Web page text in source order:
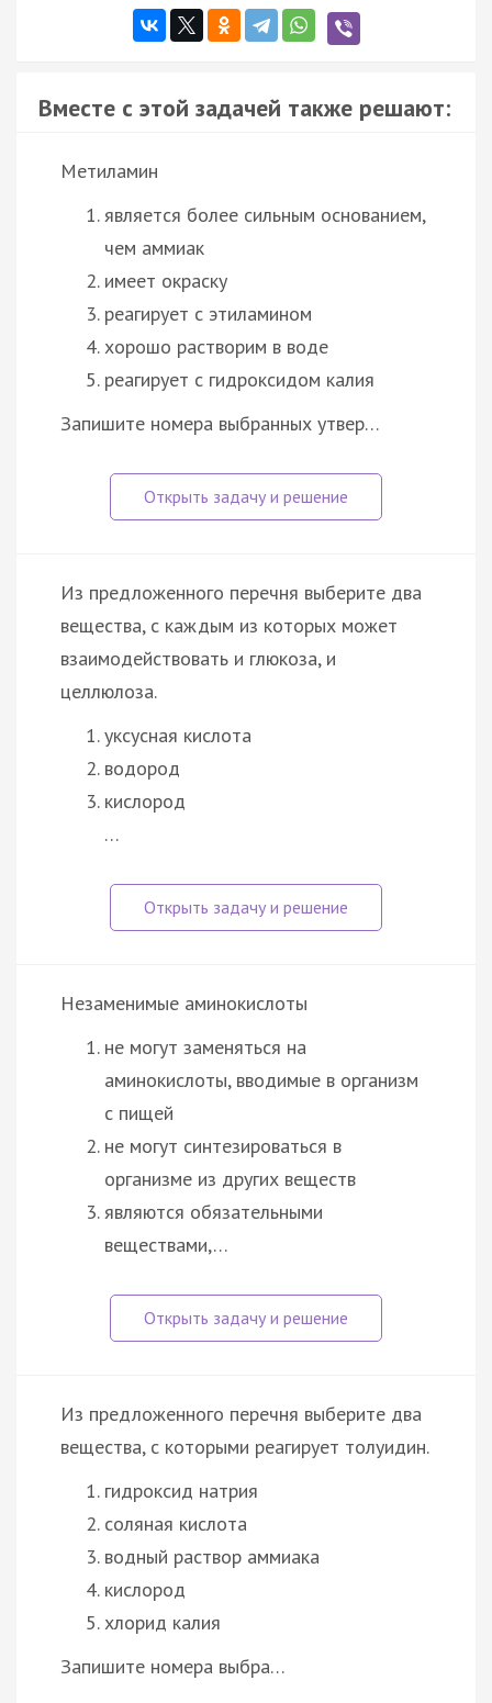
Вместе с этой задачей также решают:
Метиламин
является более сильным основанием,
чем аммиак
имеет окраску
реагирует с этиламином
хорошо растворим в воде
реагирует с гидроксидом калия
Запишите номера выбранных утвер…
Из предложенного перечня выберите два
вещества, с каждым из которых может
взаимодействовать и глюкоза, и
целлюлоза.
уксусная кислота
водород
кислород
…
Незаменимые аминокислоты
не могут заменяться на
аминокислоты, вводимые в организм
с пищей
не могут синтезироваться в
организме из других веществ
являются обязательными
веществами,…
Из предложенного перечня выберите два
вещества, с которыми реагирует толуидин.
гидроксид натрия
соляная кислота
водный раствор аммиака
кислород
хлорид калия
Запишите номера выбра…